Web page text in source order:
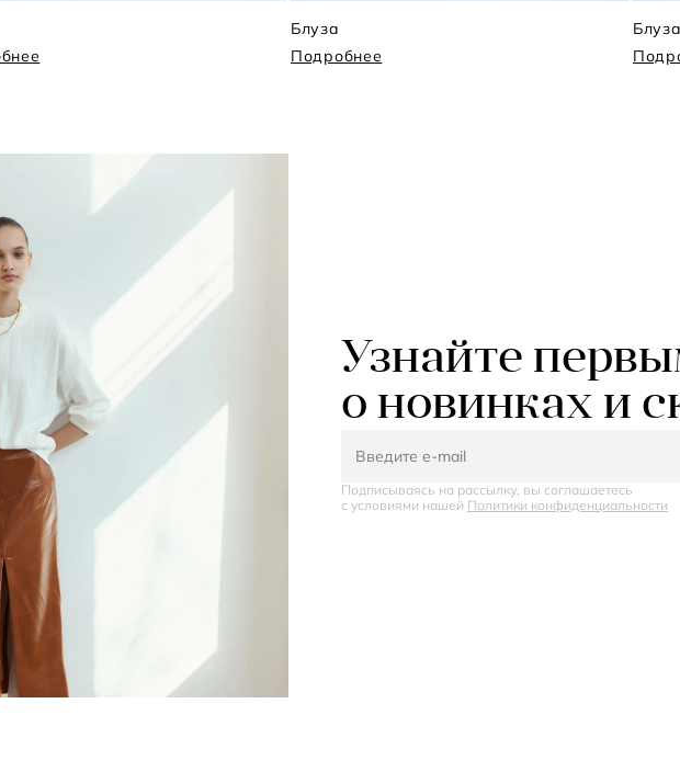
Блуза
Подробнее
Узнайте
о новинках и
Подписываясь на рассылку, вы соглашаетесь
с условиями нашей Политики конфиденциальности